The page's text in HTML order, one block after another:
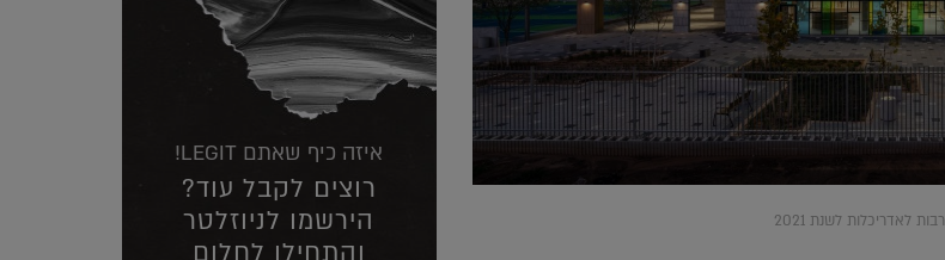
לאדריכלות לשנת 2021
איזה כיף שאתם LEGIT!
רוצים לקבל עוד?
הירשמו לניוזלטר